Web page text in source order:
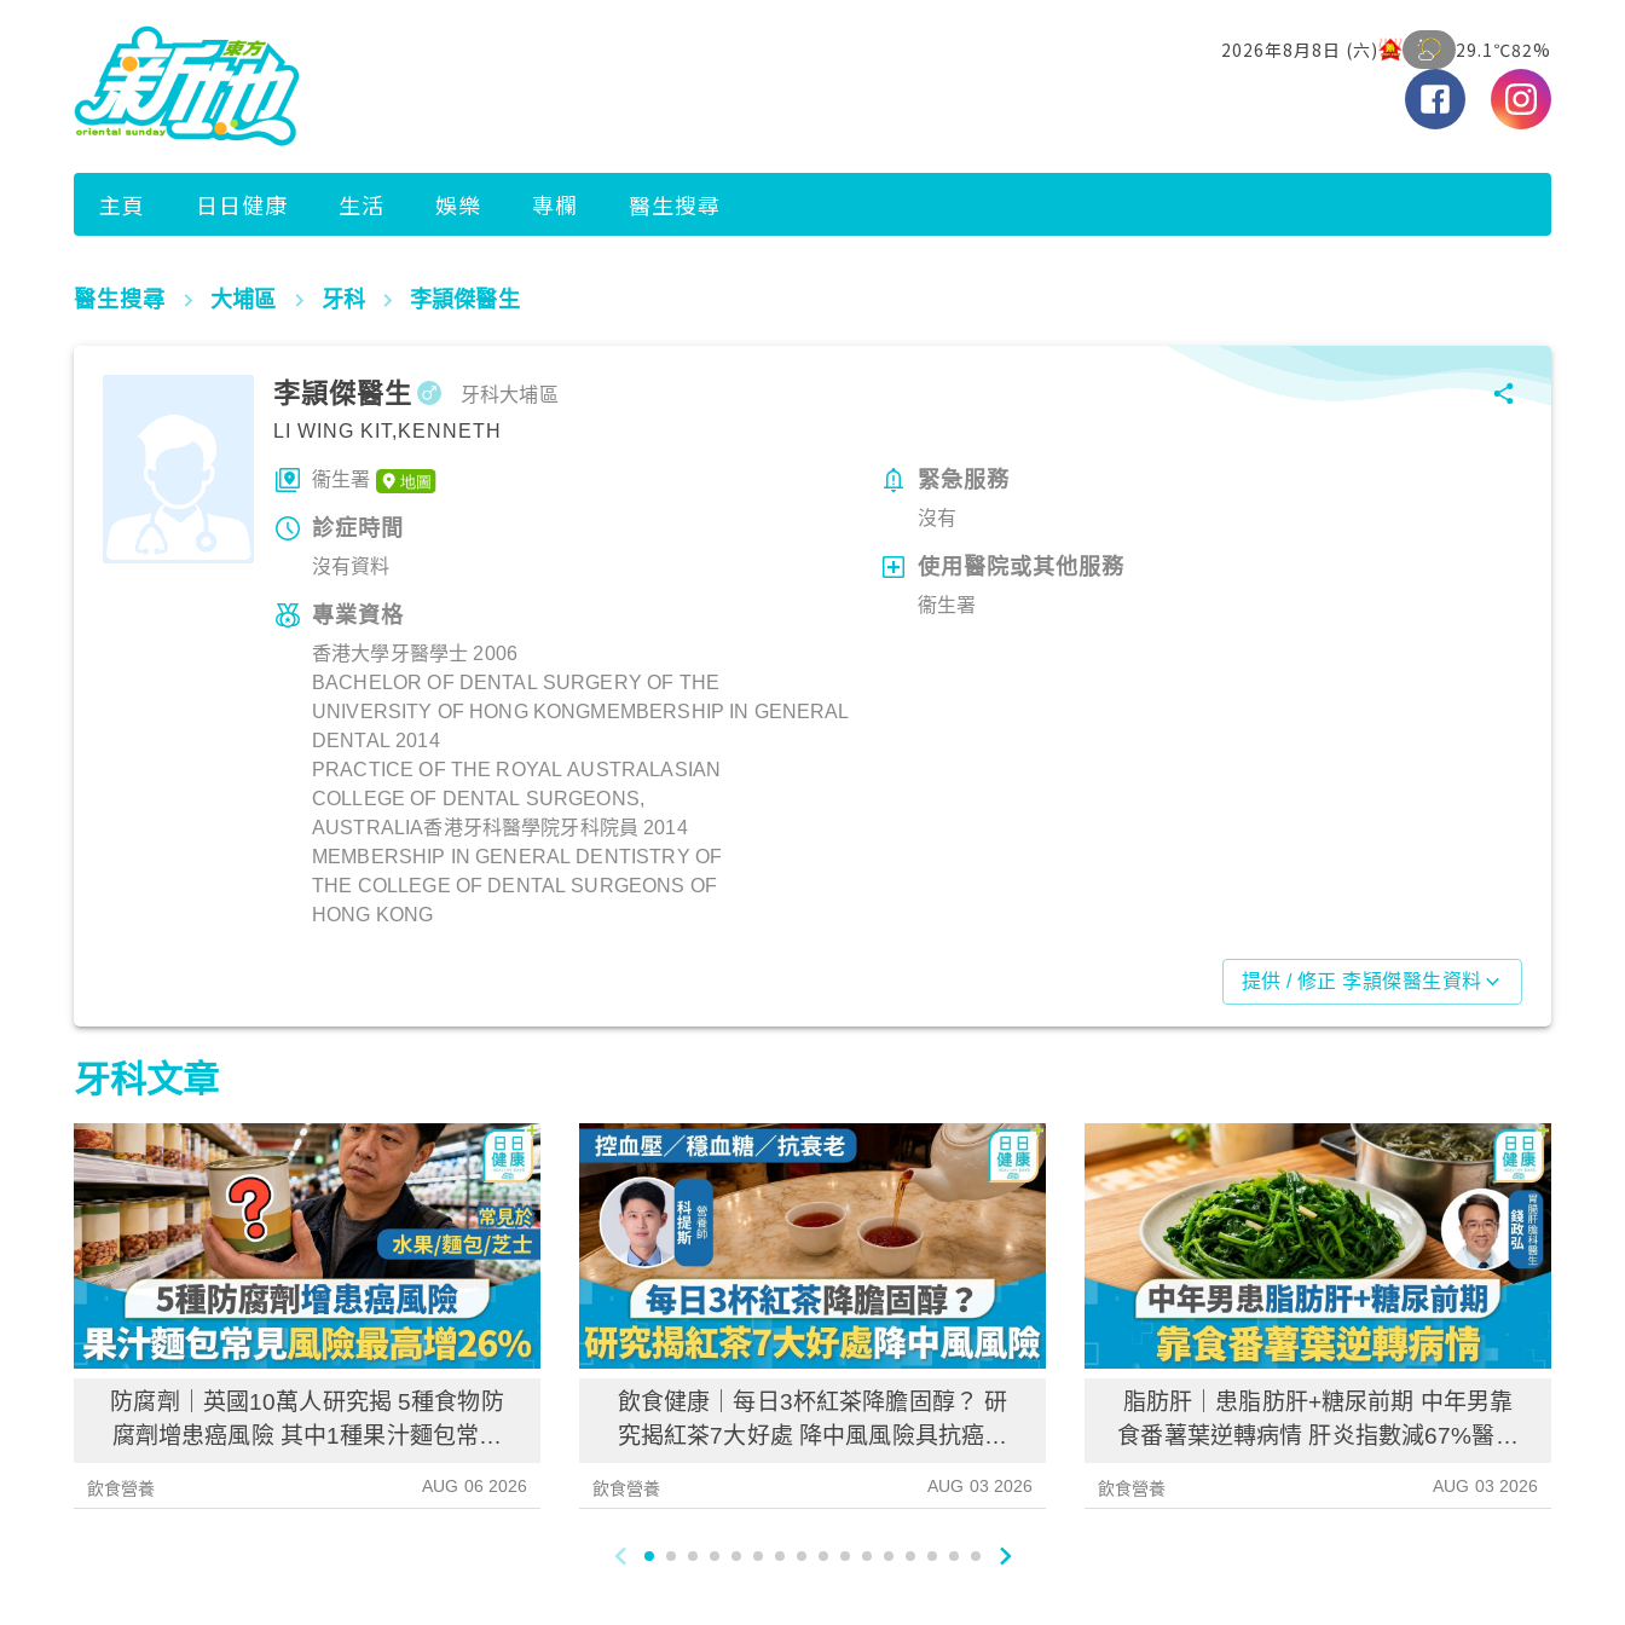
醫生搜尋 大埔區 牙科 李頴傑醫生
李頴傑醫生
LI WING KIT,KENNETH
牙科大埔區
衞生署
診症時間
沒有資料
專業資格
香港大學牙醫學士 2006
BACHELOR OF DENTAL SURGERY OF THE
UNIVERSITY OF HONG KONGMEMBERSHIP IN GENERAL
DENTAL 2014
PRACTICE OF THE ROYAL AUSTRALASIAN
COLLEGE OF DENTAL SURGEONS,
AUSTRALIA香港牙科醫學院牙科院員 2014
MEMBERSHIP IN GENERAL DENTISTRY OF
THE COLLEGE OF DENTAL SURGEONS OF
HONG KONG
緊急服務
沒有
使用醫院或其他服務
衞生署
提供 / 修正 李頴傑醫生資料
牙科文章
防腐劑｜英國10萬人研究揭 5種食物防
腐劑增患癌風險 其中1種果汁麵包常見
飲食營養 AUG 06 2026
飲食健康｜每日3杯紅茶降膽固醇？ 研
究揭紅茶7大好處 降中風風險具抗癌潛
飲食營養 AUG 03 2026
脂肪肝｜患脂肪肝+糖尿前期 中年男靠
食番薯葉逆轉病情 肝炎指數減67%醫生
飲食營養 AUG 03 2026